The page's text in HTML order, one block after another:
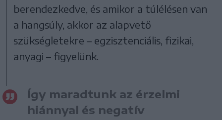
berendezkedve, és amikor a túlélésen van
a hangsúly, akkor az alapvető
szükségletekre – egzisztenciális, fizikai,
anyagi – figyelünk.
Így maradtunk az érzelmi
hiánnyal és negatív